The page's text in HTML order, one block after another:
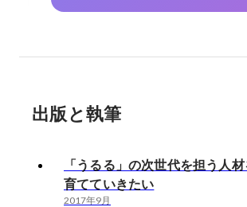
出版と執筆
「うるる」の次世代を担う人
育てていきたい
2017年9月